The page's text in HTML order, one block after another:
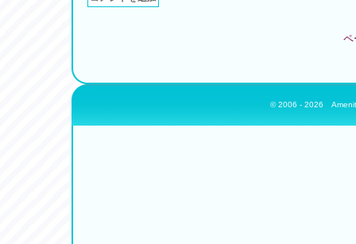
ペ
© 2006 - 2026